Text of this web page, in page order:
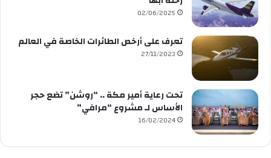
02/06/2025
تعرف على أرخص الطائرات الخاصة في العالم
27/11/2023
تحت رعاية أمير مكة .. “روشن” تضع حجر
الأساس لـ مشروع “مرافي”
16/02/2024